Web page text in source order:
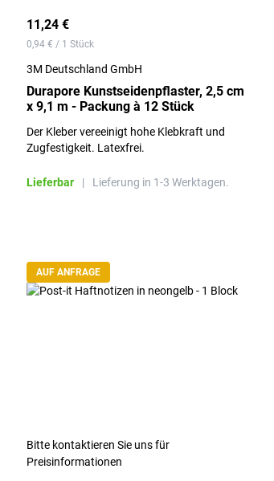
11,24 €
0,94 € / 1 Stück
3M Deutschland GmbH
Durapore Kunstseidenpflaster, 2,5 cm
x 9,1 m - Packung à 12 Stück
Der Kleber vereeinigt hohe Klebkraft und
Zugfestigkeit. Latexfrei.
Lieferbar | Lieferung in 1-3 Werktagen.
AUF ANFRAGE
Bitte kontaktieren Sie uns für
Preisinformationen